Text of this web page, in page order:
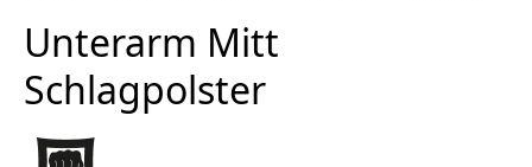
Unterarm Mitt
Schlagpolster